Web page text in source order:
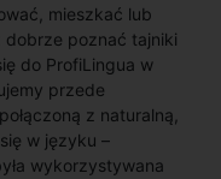
mieszkać lub
dobrze poznać tajniki
do ProfiLingua w
przede
z naturalną,
w języku –
wykorzystywana